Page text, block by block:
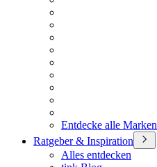
Entdecke alle Marken
Ratgeber & Inspiration
Alles entdecken